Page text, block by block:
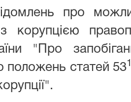
про
корупцією
"Про
положень статей 53